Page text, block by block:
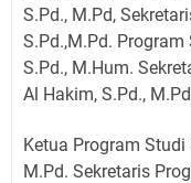
S.Pd., M.Pd,
S.Pd.,M.Pd.
S.Pd., M.Hum.
Al Hakim, S.Pd.,
Ketua Program
M.Pd. Sekretaris